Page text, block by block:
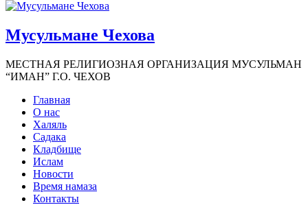
Мусульмане Чехова
МЕСТНАЯ РЕЛИГИОЗНАЯ ОРГАНИЗАЦИЯ МУСУЛЬМАН
“ИМАН” Г.О. ЧЕХОВ
Главная
О нас
Халяль
Садака
Кладбище
Ислам
Новости
Время намаза
Контакты